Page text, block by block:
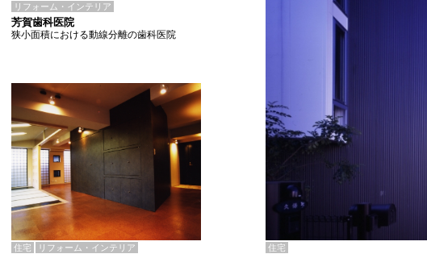
リフォーム・インテリア
芳賀歯科医院
狭小面積における動線分離の歯科医院
住宅 リフォーム・インテリア 住宅